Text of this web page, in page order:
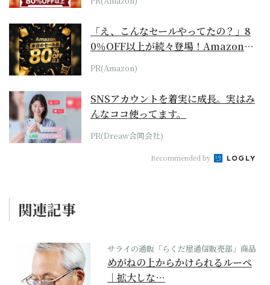
「え、こんなセールやってたの？」8
0％OFF以上が続々登場！Amazonの
本気が...
PR(Amazon)
SNSアカウントを着実に成長。実はみ
んなココ使ってます。
PR(Dreaw合同会社)
Recommended by
関連記事
サライの通販「らくだ屋通信販売部」商品
めがねの上からかけられるルーペ
｜拡大しな…